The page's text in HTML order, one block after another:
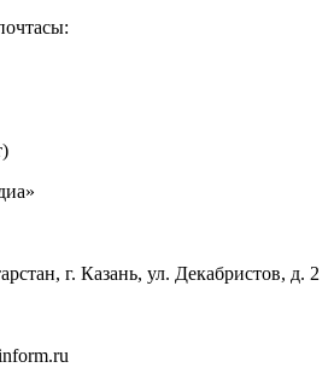
г. Казань, ул. Декабристов, д. 2